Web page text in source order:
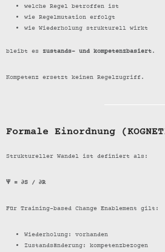
welche Regel betroffen ist
wie Regelmutation erfolgt
wie Wiederholung strukturell wirkt
bleibt es zustands- und kompetenzbasiert.
Kompetenz ersetzt keinen Regelzugriff.
Formale Einordnung
Struktureller Wandel ist definiert als:
Ψ = ∂S / ∂R
Für Training-based Change Enablement gilt:
Wiederholung: vorhanden
Zustandsänderung: kompetenzbezogen